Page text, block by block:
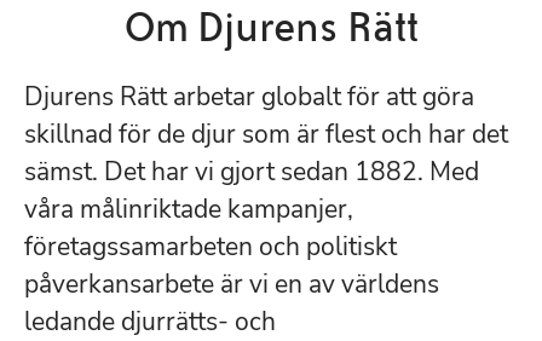
Om Djurens Rätt
Djurens Rätt arbetar globalt för att göra
skillnad för de djur som är flest och har det
sämst. Det har vi gjort sedan 1882. Med
våra målinriktade kampanjer,
företagssamarbeten och politiskt
påverkansarbete är vi en av världens
ledande djurrätts- och